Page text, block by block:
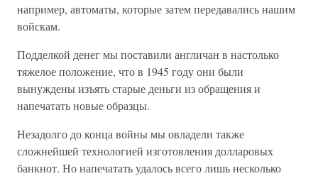
например, автоматы, которые затем передавались нашим
войскам.
Подделкой денег мы поставили англичан в настолько
тяжелое положение, что в 1945 году они были
вынуждены изъять старые деньги из обращения и
напечатать новые образцы.
Незадолго до конца войны мы овладели также
сложнейшей технологией изготовления долларовых
банкнот. Но напечатать удалось всего лишь несколько